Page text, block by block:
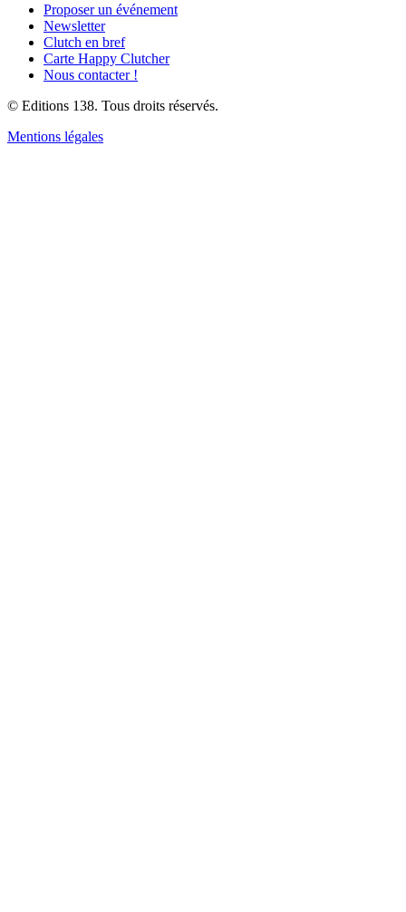
Proposer un événement
Newsletter
Clutch en bref
Carte Happy Clutcher
Nous contacter !
© Editions 138. Tous droits réservés.
Mentions légales